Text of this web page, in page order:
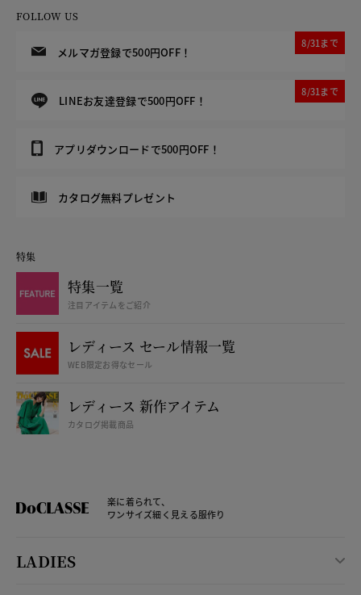
FOLLOW US
メルマガ登録で500円OFF！
8/31まで
LINEお友達登録で500円OFF！
8/31まで
アプリダウンロードで500円OFF！
カタログ無料プレゼント
特集
特集一覧
注目アイテムをご紹介
レディース セール情報一覧
WEB限定お得なセール
レディース 新作アイテム
カタログ掲載商品
楽に着られて、
ワンサイズ細く見える服作り
LADIES